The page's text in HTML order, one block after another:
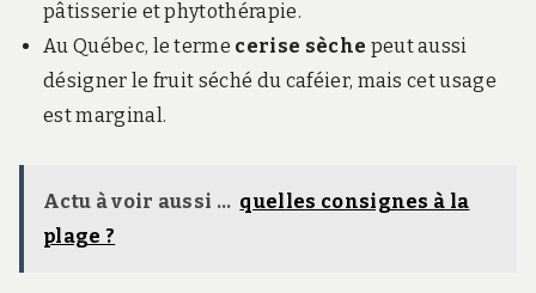
pâtisserie et phytothérapie.
Au Québec, le terme cerise sèche peut aussi
désigner le fruit séché du caféier, mais cet usage
est marginal.
Actu à voir aussi ... quelles consignes à la
plage ?